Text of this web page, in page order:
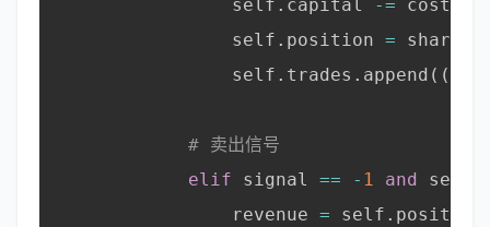
                self
. capital -= cost
                self
. position = shares
                self
. trades . append ( (
# 卖出信号
elif signal == - 1 and self
                revenue
= self .